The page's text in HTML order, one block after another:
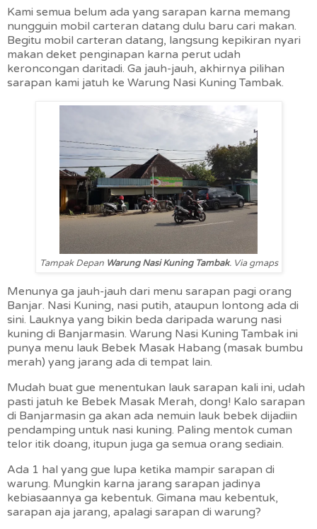
Kami semua belum ada yang sarapan karna memang
nungguin mobil carteran datang dulu baru cari makan.
Begitu mobil carteran datang, langsung kepikiran nyari
makan deket penginapan karna perut udah
keroncongan daritadi. Ga jauh-jauh, akhirnya pilihan
sarapan kami jatuh ke Warung Nasi Kuning Tambak.
Tampak Depan Warung Nasi Kuning Tambak. Via gmaps
Menunya ga jauh-jauh dari menu sarapan pagi orang
Banjar. Nasi Kuning, nasi putih, ataupun lontong ada di
sini. Lauknya yang bikin beda daripada warung nasi
kuning di Banjarmasin. Warung Nasi Kuning Tambak ini
punya menu lauk Bebek Masak Habang (masak bumbu
merah) yang jarang ada di tempat lain.
Mudah buat gue menentukan lauk sarapan kali ini, udah
pasti jatuh ke Bebek Masak Merah, dong! Kalo sarapan
di Banjarmasin ga akan ada nemuin lauk bebek dijadiin
pendamping untuk nasi kuning. Paling mentok cuman
telor itik doang, itupun juga ga semua orang sediain.
Ada 1 hal yang gue lupa ketika mampir sarapan di
warung. Mungkin karna jarang sarapan jadinya
kebiasaannya ga kebentuk. Gimana mau kebentuk,
sarapan aja jarang, apalagi sarapan di warung?